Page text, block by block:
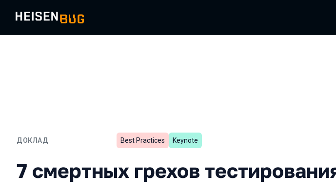
ДОКЛАД
7 смертных грехов тестирования
Best Practices Keynote
7 смертных грехов